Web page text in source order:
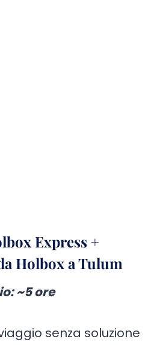
Express +
Holbox a Tulum
: ~5 ore
senza soluzione